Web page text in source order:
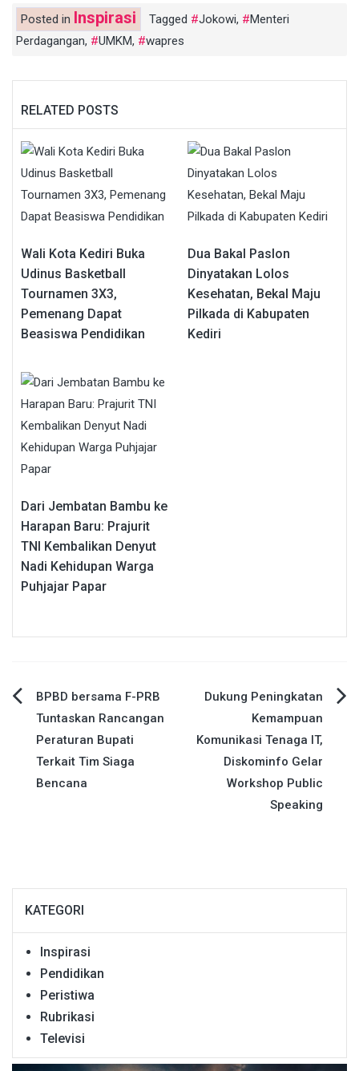
Posted in Inspirasi Tagged Jokowi,
Menteri
Perdagangan, UMKM, wapres
RELATED POSTS
Wali Kota Kediri Buka
Udinus Basketball
Tournamen 3X3,
Pemenang Dapat
Beasiswa Pendidikan
Dua Bakal Paslon
Dinyatakan Lolos
Kesehatan, Bekal Maju
Pilkada di Kabupaten
Kediri
Dari Jembatan Bambu ke
Harapan Baru: Prajurit
TNI Kembalikan Denyut
Nadi Kehidupan Warga
Puhjajar Papar
Navigasi
pos
BPBD bersama F-PRB
Tuntaskan Rancangan
Peraturan Bupati
Terkait Tim Siaga
Bencana
Dukung Peningkatan
Kemampuan
Komunikasi Tenaga IT,
Diskominfo Gelar
Workshop Public
Speaking
KATEGORI
Inspirasi
Pendidikan
Peristiwa
Rubrikasi
Televisi